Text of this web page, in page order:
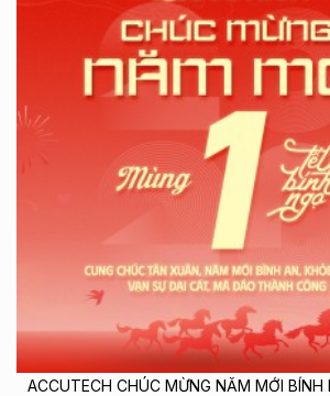
ACCUTECH CHÚC MỪNG NĂM MỚI BÍNH